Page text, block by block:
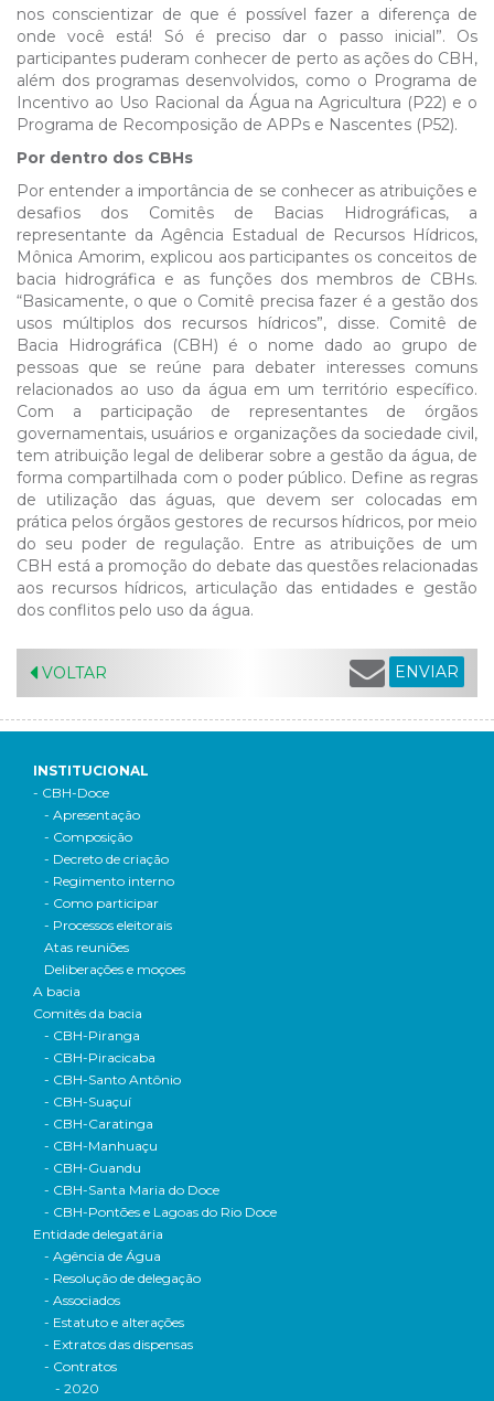
nos conscientizar de que é possível fazer a diferença de
onde você está! Só é preciso dar o passo inicial”. Os
participantes puderam conhecer de perto as ações do CBH,
além dos programas desenvolvidos, como o Programa de
Incentivo ao Uso Racional da Água na Agricultura (P22) e o
Programa de Recomposição de APPs e Nascentes (P52).
Por dentro dos CBHs
Por entender a importância de se conhecer as atribuições e
desafios dos Comitês de Bacias Hidrográficas, a
representante da Agência Estadual de Recursos Hídricos,
Mônica Amorim, explicou aos participantes os conceitos de
bacia hidrográfica e as funções dos membros de CBHs.
“Basicamente, o que o Comitê precisa fazer é a gestão dos
usos múltiplos dos recursos hídricos”, disse. Comitê de
Bacia Hidrográfica (CBH) é o nome dado ao grupo de
pessoas que se reúne para debater interesses comuns
relacionados ao uso da água em um território específico.
Com a participação de representantes de órgãos
governamentais, usuários e organizações da sociedade civil,
tem atribuição legal de deliberar sobre a gestão da água, de
forma compartilhada com o poder público. Define as regras
de utilização das águas, que devem ser colocadas em
prática pelos órgãos gestores de recursos hídricos, por meio
do seu poder de regulação. Entre as atribuições de um
CBH está a promoção do debate das questões relacionadas
aos recursos hídricos, articulação das entidades e gestão
dos conflitos pelo uso da água.
VOLTAR ENVIAR
INSTITUCIONAL
- CBH-Doce
- Apresentação
- Composição
- Decreto de criação
- Regimento interno
- Como participar
- Processos eleitorais
Atas reuniões
Deliberações e moçoes
A bacia
Comitês da bacia
- CBH-Piranga
- CBH-Piracicaba
- CBH-Santo Antônio
- CBH-Suaçuí
- CBH-Caratinga
- CBH-Manhuaçu
- CBH-Guandu
- CBH-Santa Maria do Doce
- CBH-Pontões e Lagoas do Rio Doce
Entidade delegatária
- Agência de Água
- Resolução de delegação
- Associados
- Estatuto e alterações
- Extratos das dispensas
- Contratos
- 2020